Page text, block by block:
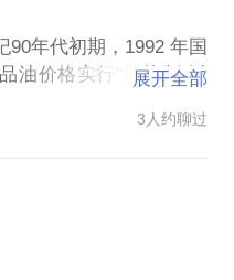
90年代初期，1992 年国
油价格实行"双轨制"以
90年代末期年两桶油先
场扩张，外资品牌逐渐
复杂，直至2007年到
展开全部
3人约聊过